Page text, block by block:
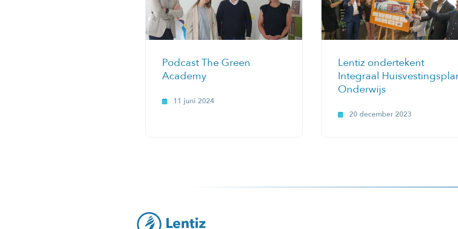
Podcast The Green
Academy
11 juni 2024
Lentiz ondertekent
Integraal
Onderwijs
20 december 2023